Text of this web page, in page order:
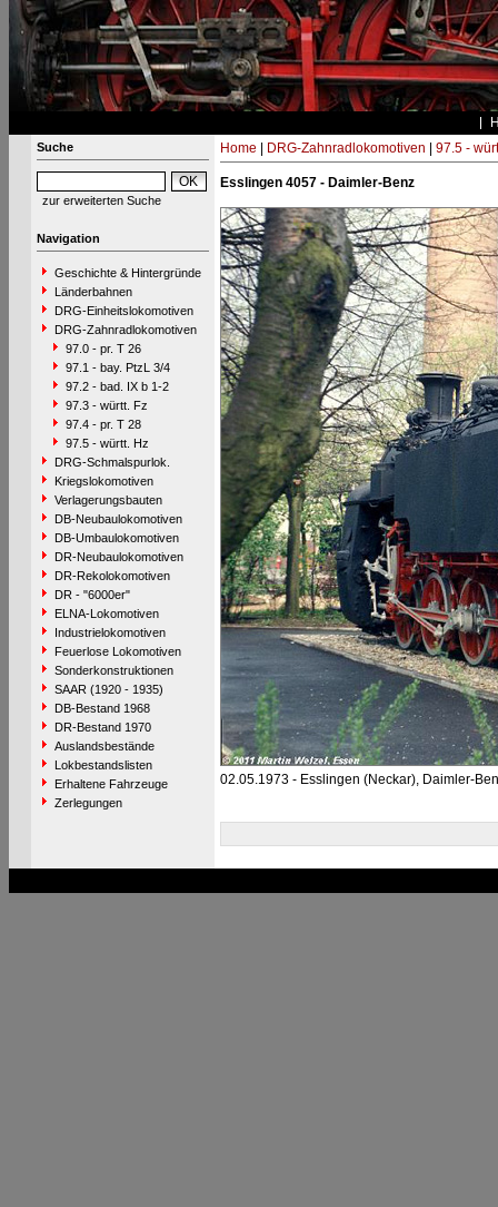
Suche
zur erweiterten Suche
Navigation
Geschichte & Hintergründe
Länderbahnen
DRG-Einheitslokomotiven
DRG-Zahnradlokomotiven
97.0 - pr. T 26
97.1 - bay. PtzL 3/4
97.2 - bad. IX b 1-2
97.3 - württ. Fz
97.4 - pr. T 28
97.5 - württ. Hz
DRG-Schmalspurlok.
Kriegslokomotiven
Verlagerungsbauten
DB-Neubaulokomotiven
DB-Umbaulokomotiven
DR-Neubaulokomotiven
DR-Rekolokomotiven
DR - "6000er"
ELNA-Lokomotiven
Industrielokomotiven
Feuerlose Lokomotiven
Sonderkonstruktionen
SAAR (1920 - 1935)
DB-Bestand 1968
DR-Bestand 1970
Auslandsbestände
Lokbestandslisten
Erhaltene Fahrzeuge
Zerlegungen
Home DRG-Zahnradlokomotiven 97.5 -
Esslingen 4057 - Daimler-Benz
02.05.1973 - Esslingen (Neckar), Daimler-